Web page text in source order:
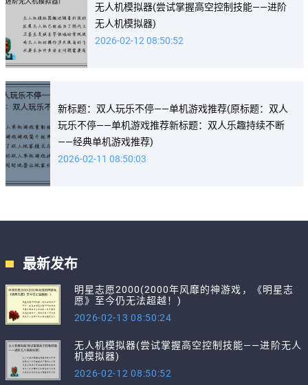
无人机模拟器(尝试掌握高空控制技能——进阶
无人机模拟器)
2026-02-12 08:50:52
新标题：双人玩乐不停——单机游戏推荐(原标题：双人
玩乐不停——单机游戏推荐新标题：双人乐趣持续不断
——经典单机游戏推荐)
2026-02-11 08:50:03
最新发布
明星志愿2000(2000年风靡的神游戏，《明星志
愿》至今仍无法超越！)
2026-02-13 08:50:24
无人机模拟器(尝试掌握高空控制技能——进阶无人
机模拟器)
2026-02-12 08:50:52